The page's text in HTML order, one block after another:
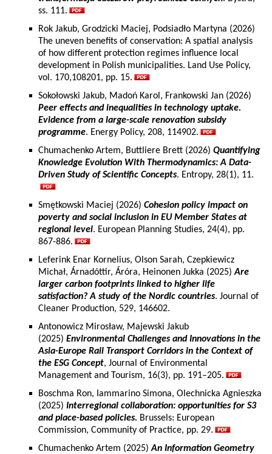
ss. 111.
Rok Jakub, Grodzicki Maciej, Podsiadło Martyna (2026)
The uneven benefits of conservation: A spatial analysis
of how different protection regimes influence local
development in Polish municipalities. Land Use Policy,
vol. 170,108201, pp. 15.
Sokołowski Jakub, Madoń Karol, Frankowski Jan (2026)
Peer effects and inequalities in technology uptake.
Evidence from a large-scale renovation subsidy
programme. Energy Policy, 208, 114902.
Chumachenko Artem, Buttliere Brett (2026) Quantifying
Knowledge Evolution With Thermodynamics: A Data-
Driven Study of Scientific Concepts. Entropy, 28(1), 11.
Smętkowski Maciej (2026) Cohesion policy impact on
poverty and social inclusion in EU Member States at
regional level. European Planning Studies, 24(4), pp.
867-886.
Leferink Enar Kornelius, Olson Sarah, Czepkiewicz
Michał, Árnadóttir, Áróra, Heinonen Jukka (2025)Are
larger carbon footprints linked to higher life
satisfaction? A study of the Nordic countries. Journal of
Cleaner Production, 529, 146602.
Antonowicz Mirosław, Majewski Jakub
(2025) Environmental Challenges and Innovations in the
Asia-Europe Rail Transport Corridors in the Context of
the ESG Concept, Journal of Environmental
Management and Tourism, 16(3), pp. 191–205.
Boschma Ron, Iammarino Simona, Olechnicka Agnieszka
(2025) Interregional collaboration: opportunities for S3
and place-based policies. Brussels: European
Commission, Community of Practice, pp. 29.
Chumachenko Artem (2025)An Information Geometry